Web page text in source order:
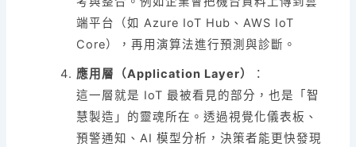
端平台（如 Azure IoT Hub、AWS IoT
Core），再用演算法進行預測與診斷。
應用層（Application Layer）
：
這一層就是 IoT 最被看見的部分，也是「智
慧製造」的靈魂所在。透過視覺化儀表板、
預警通知、AI 模型分析，決策者能更快發現